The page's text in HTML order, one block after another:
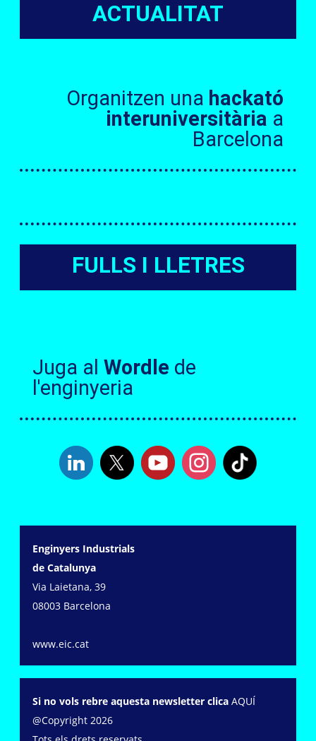
ACTUALITAT
Organitzen una hackató
interuniversitària a
Barcelona
FULLS I LLETRES
Juga al Wordle de
l'enginyeria
Enginyers Industrials
de Catalunya
Via Laietana, 39
08003 Barcelona
www.eic.cat
Si no vols rebre aquesta newsletter clica AQUÍ
@Copyright 2026